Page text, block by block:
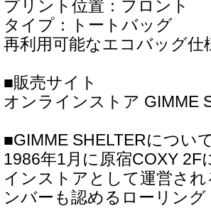
プリント位置：フロント
タイプ：トートバッグ
再利用可能なエコバッグ仕
■販売サイト
オンラインストア GIMME
■GIMME SHELTERについ
1986年1月に原宿COXY
インストアとして運営さ
ンバーも認めるローリン